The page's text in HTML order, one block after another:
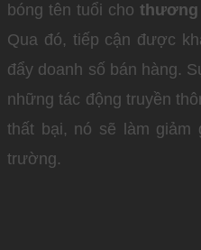
bóng tên tuổi chothương
Qua đó, tiếp cận được
đẩy doanh số bán hàng.
những tác động truyền
thất bại, nó sẽ làm giảm
trường.